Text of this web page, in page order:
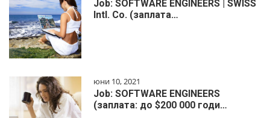
Job: SOFTWARE ENGINEERS | SWISS
Intl. Co. (заплата…
юни 10, 2021
Job: SOFTWARE ENGINEERS
(заплата: до $200 000 годи…